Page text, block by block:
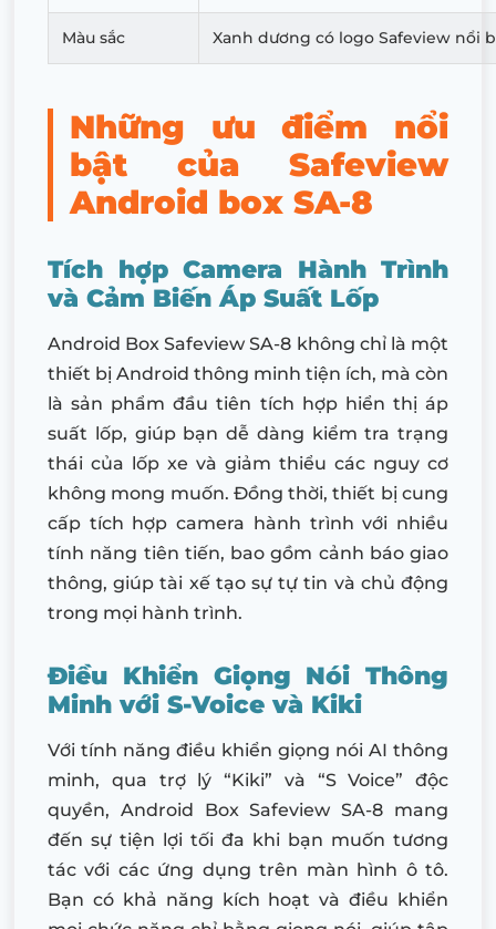
Màu sắc Xanh dương có logo Safeview nổi
Những ưu điểm nổi
bật của Safeview
Android box SA-8
Tích hợp Camera Hành Trình
và Cảm Biến Áp Suất Lốp
Android Box Safeview SA-8 không chỉ là một
thiết bị Android thông minh tiện ích, mà còn
là sản phẩm đầu tiên tích hợp hiển thị áp
suất lốp, giúp bạn dễ dàng kiểm tra trạng
thái của lốp xe và giảm thiểu các nguy cơ
không mong muốn. Đồng thời, thiết bị cung
cấp tích hợp camera hành trình với nhiều
tính năng tiên tiến, bao gồm cảnh báo giao
thông, giúp tài xế tạo sự tự tin và chủ động
trong mọi hành trình.
Điều Khiển Giọng Nói Thông
Minh với S-Voice và Kiki
Với tính năng điều khiển giọng nói AI thông
minh, qua trợ lý “Kiki” và “S Voice” độc
quyền, Android Box Safeview SA-8 mang
đến sự tiện lợi tối đa khi bạn muốn tương
tác với các ứng dụng trên màn hình ô tô.
Bạn có khả năng kích hoạt và điều khiển